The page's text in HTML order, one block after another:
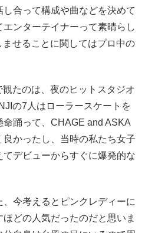
合って構成や曲などを決めて
ンターテイナーって素晴らし
せることに関してはプロ中の
たのは、夜のヒットスタジオ
の7人はローラースケートを
踊って、CHAGE and ASKA
かったし、当時の私たち女子
デビューからすぐに爆発的な
今考えるとピンクレディーに
どの人気だったのだと思いま